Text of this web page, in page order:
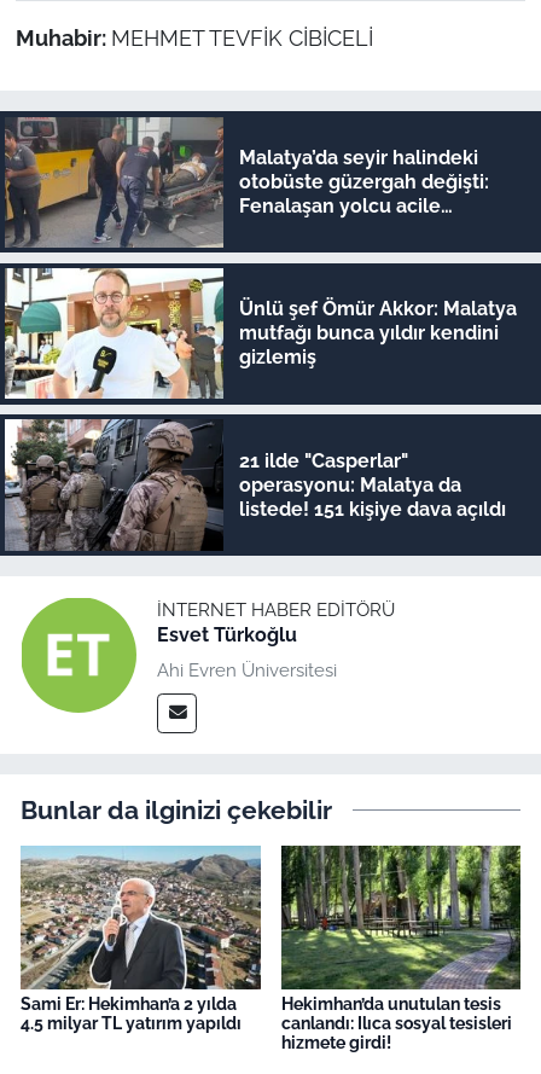
Muhabir: MEHMET TEVFİK CİBİCELİ
Malatya’da seyir halindeki
otobüste güzergah değişti:
Fenalaşan yolcu acile
Ünlü şef Ömür Akkor: Malatya
mutfağı bunca yıldır kendini
gizlemiş
21 ilde "Casperlar"
operasyonu: Malatya da
listede! 151 kişiye dava açıldı
İNTERNET HABER EDITÖRÜ
Esvet Türkoğlu
Ahi Evren Üniversitesi
Bunlar da ilginizi çekebilir
Sami Er: Hekimhan’a 2 yılda
4.5 milyar TL yatırım yapıldı
Hekimhan’da unutulan tesis
canlandı: Ilıca sosyal tesisleri
hizmete girdi!